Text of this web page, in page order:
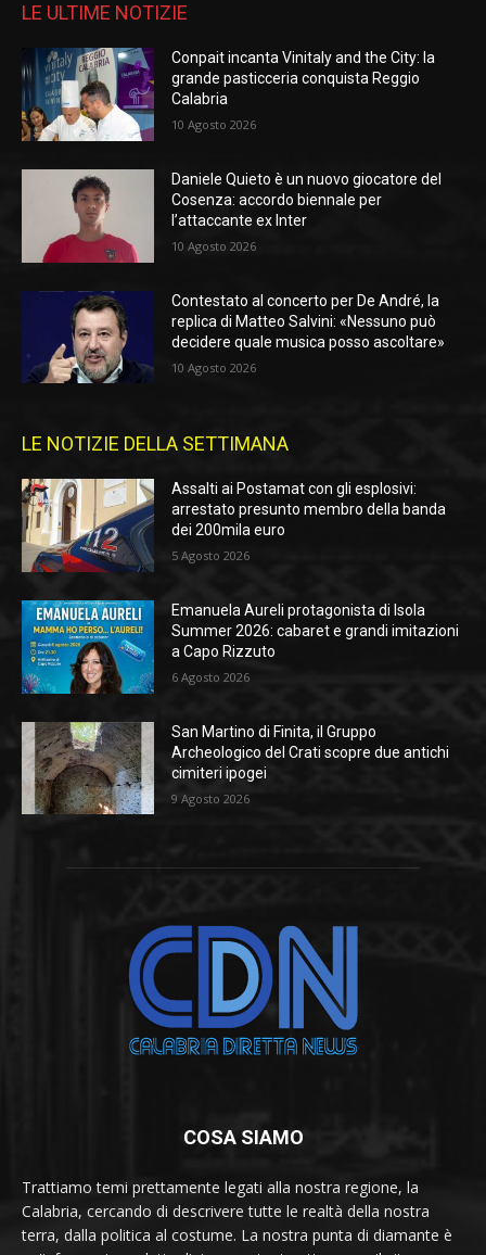
LE ULTIME NOTIZIE
Conpait incanta Vinitaly and the City: la
grande pasticceria conquista Reggio
Calabria
10 Agosto 2026
Daniele Quieto è un nuovo giocatore del
Cosenza: accordo biennale per
l’attaccante ex Inter
10 Agosto 2026
Contestato al concerto per De André, la
replica di Matteo Salvini: «Nessuno può
decidere quale musica posso ascoltare»
10 Agosto 2026
LE NOTIZIE DELLA SETTIMANA
Assalti ai Postamat con gli esplosivi:
arrestato presunto membro della banda
dei 200mila euro
5 Agosto 2026
Emanuela Aureli protagonista di Isola
Summer 2026: cabaret e grandi imitazioni
a Capo Rizzuto
6 Agosto 2026
San Martino di Finita, il Gruppo
Archeologico del Crati scopre due antichi
cimiteri ipogei
9 Agosto 2026
COSA SIAMO
Trattiamo temi prettamente legati alla nostra regione, la
Calabria, cercando di descrivere tutte le realtà della nostra
terra, dalla politica al costume. La nostra punta di diamante è